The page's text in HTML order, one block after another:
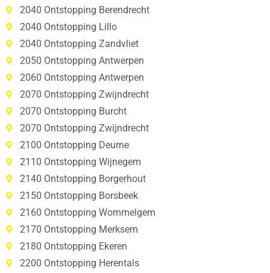
2040 Ontstopping Berendrecht
2040 Ontstopping Lillo
2040 Ontstopping Zandvliet
2050 Ontstopping Antwerpen
2060 Ontstopping Antwerpen
2070 Ontstopping Zwijndrecht
2070 Ontstopping Burcht
2070 Ontstopping Zwijndrecht
2100 Ontstopping Deurne
2110 Ontstopping Wijnegem
2140 Ontstopping Borgerhout
2150 Ontstopping Borsbeek
2160 Ontstopping Wommelgem
2170 Ontstopping Merksem
2180 Ontstopping Ekeren
2200 Ontstopping Herentals